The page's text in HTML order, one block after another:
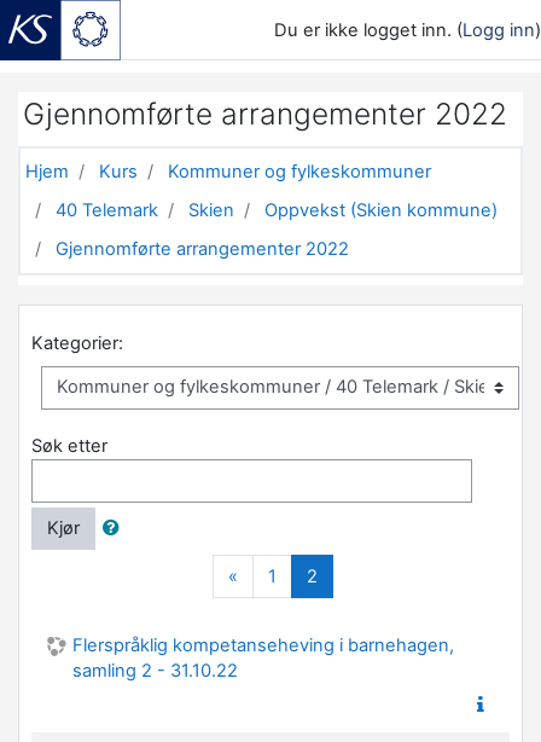
Du er ikke logget inn. (Logg inn)
Gjennomførte arrangementer 2022
Hjem Kurs
Kommuner og fylkeskommuner
40 Telemark
Skien
Oppvekst (Skien kommune)
Gjennomførte arrangementer 2022
Kategorier:
Søk etter
Kjør
«Forrige
1 2(nåværende)
Flerspråklig kompetanseheving i barnehagen,
samling 2 - 31.10.22